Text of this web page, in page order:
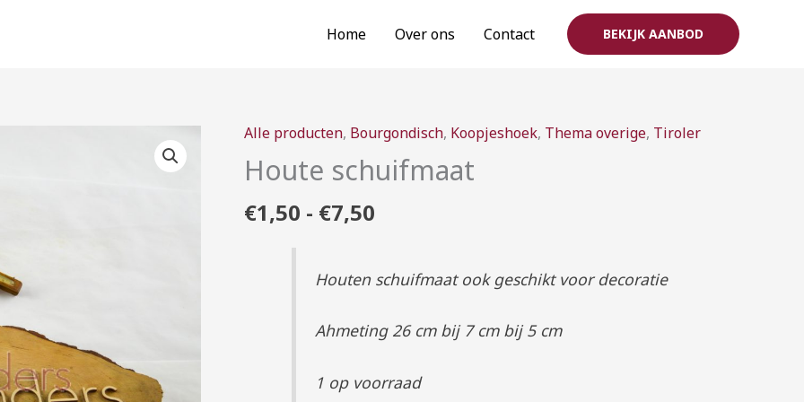
Home Over ons Contact BEKIJK AANBOD
Alle producten, Bourgondisch, Koopjeshoek, Thema overige, Tiroler
Houte schuifmaat
€1,50 - €7,50
Prijsklasse:
€1,50
tot
Houten schuifmaat ook geschikt voor decoratie
Ahmeting 26 cm bij 7 cm bij 5 cm
1 op voorraad
Houte
schuifmaat
aantal